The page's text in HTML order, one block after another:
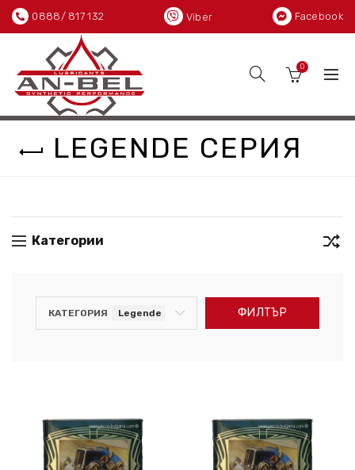
0888/ 817 132 Viber Facebook
0
LEGENDE СЕРИЯ
Категории
КАТЕГОРИЯ Legende серия ФИЛТЪР